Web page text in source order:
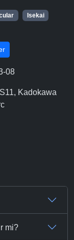
Isekai
08
Kadokawa
mi?